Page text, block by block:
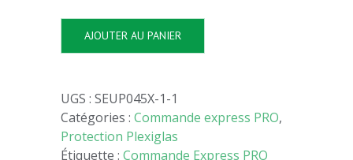
19
(65€
Protections
comptoir
en
(58,53€
HT
l'unité)
AJOUTER AU PANIER
UGS : SEUP045X-1-1
Catégories : Commande express PRO,
Protection Plexiglas
Étiquette : Commande Express PRO